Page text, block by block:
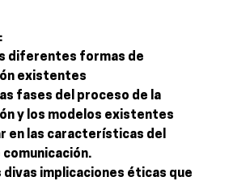
diferentes formas de
existentes
las fases del proceso de la
y los modelos existentes
en las características del
divas implicaciones éticas que